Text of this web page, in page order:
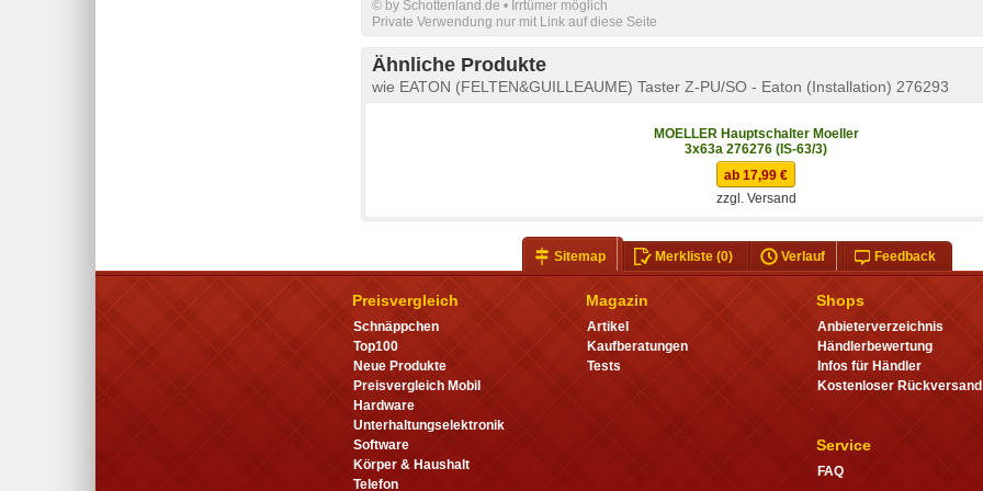
© by Schottenland.de • Irrtümer möglich
Private Verwendung nur mit Link auf diese Seite
Ähnliche Produkte
wie EATON (FELTEN&GUILLEAUME) Taster Z-PU/SO - Eaton (Installation) 276293
MOELLER Hauptschalter Moeller
3x63a 276276 (IS-63/3)
ab 17,99 €
zzgl. Versand
Sitemap Merkliste(0) Verlauf Feedback
Preisvergleich
Schnäppchen
Top100
Neue Produkte
Preisvergleich Mobil
Hardware
Unterhaltungselektronik
Software
Körper & Haushalt
Telefon
Magazin
Artikel
Kaufberatungen
Tests
Shops
Anbieterverzeichnis
Händlerbewertung
Infos für Händler
Kostenloser Rückversand
Service
FAQ